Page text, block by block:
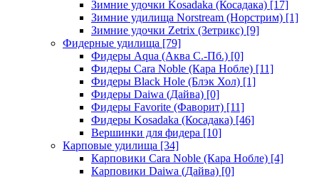
Зимние удочки Kosadaka (Косадака) [17]
Зимние удилища Norstream (Норстрим) [1]
Зимние удочки Zetrix (Зетрикс) [9]
Фидерные удилища [79]
Фидеры Aqua (Аква С.-Пб.) [0]
Фидеры Cara Noble (Кара Нобле) [11]
Фидеры Black Hole (Блэк Хол) [1]
Фидеры Daiwa (Дайва) [0]
Фидеры Favorite (Фаворит) [11]
Фидеры Kosadaka (Косадака) [46]
Вершинки для фидера [10]
Карповые удилища [34]
Карповики Cara Noble (Кара Нобле) [4]
Карповики Daiwa (Дайва) [0]